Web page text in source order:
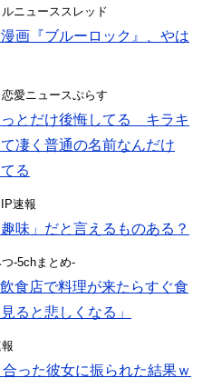
ニューススレッド
画『ブルーロック』、やは
愛ニュースぷらす
とだけ後悔してる キラキ
凄く普通の名前なんだけ
る
速報
味」だと言えるものある？
-5chまとめ-
食店で料理が来たらすぐ食
ると悲しくなる」
合った彼女に振られた結果ｗ